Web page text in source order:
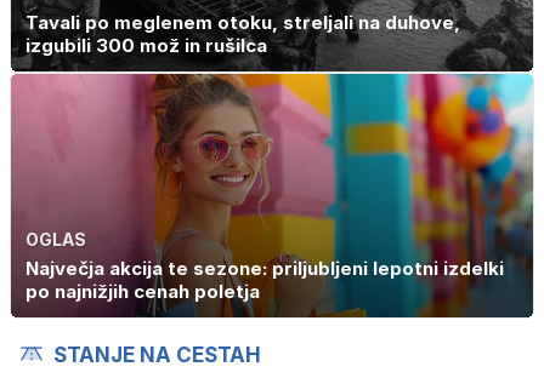
Tavali po meglenem otoku, streljali na duhove,
izgubili 300 mož in rušilca
OGLAS
Največja akcija te sezone: priljubljeni lepotni izdelki
po najnižjih cenah poletja
STANJE NA CESTAH